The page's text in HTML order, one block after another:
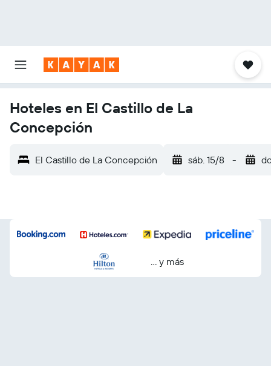
Hoteles en El Castillo de La
Concepción
El Castillo de La Concepción sáb. 15/8 -
… y más